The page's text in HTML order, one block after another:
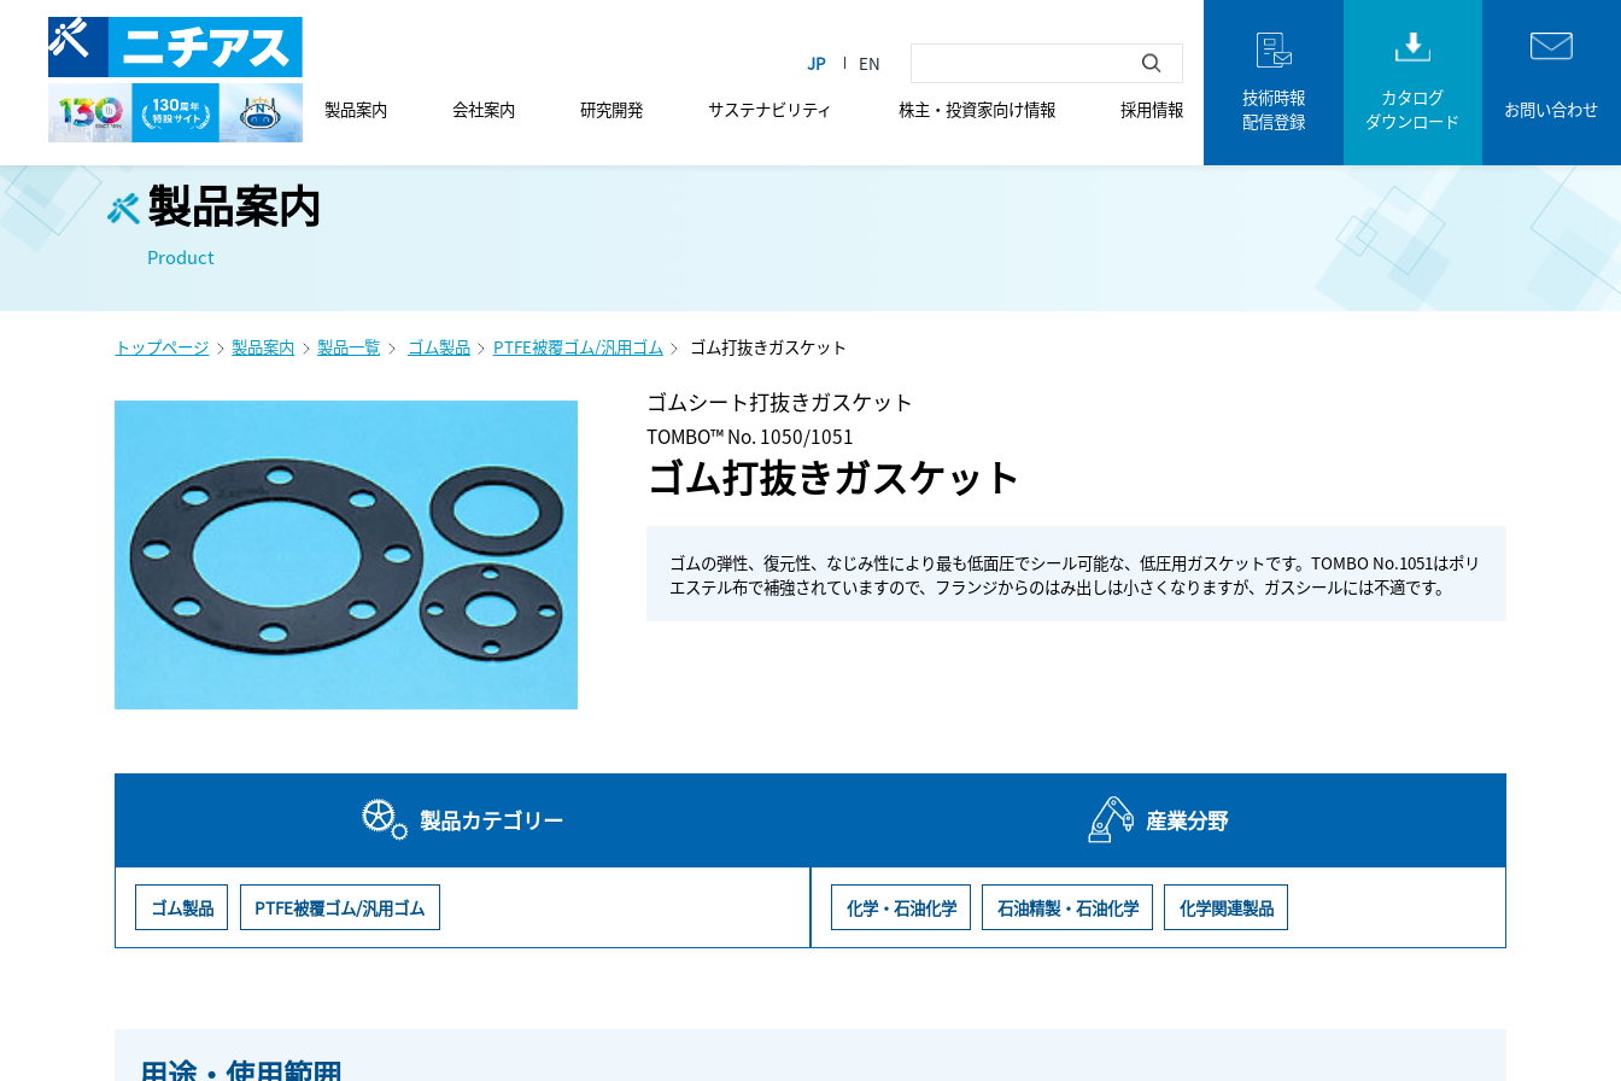
製品案内 会社案内 研究開発 サステナビリティ 株主・投資家向け情報 採用情報
技術時報
配信登録
カタログ
ダウンロード
お問い合わせ
製品案内
Product
トップページ 製品案内 製品一覧 ゴム製品 PTFE被覆ゴム/汎用ゴム ゴム打抜きガスケット
ゴムシート打抜きガスケット
TOMBO™ No. 1050/1051
ゴム打抜きガスケット
ゴムの弾性、復元性、なじみ性により最も低面圧でシール可能な、低圧用ガスケットです。TOMBO No.1051はポリ
エステル布で補強されていますので、フランジからのはみ出しは小さくなりますが、ガスシールには不適です。
製品カテゴリー
ゴム製品 PTFE被覆ゴム/汎用ゴム
産業分野
化学・石油化学 石油精製・石油化学 化学関連製品